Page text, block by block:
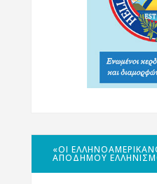
«ΟΙ
ΑΠΌΔΗΜΟΥ